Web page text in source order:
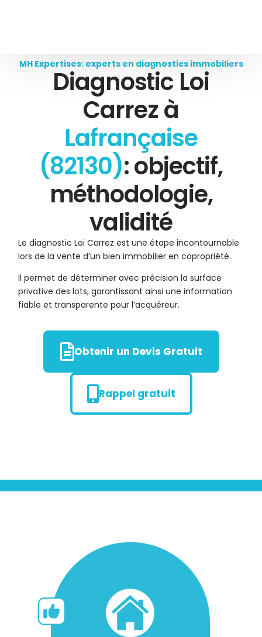
MH Expertises: experts en diagnostics immobiliers
Diagnostic Loi
Carrez à
Lafrançaise
(82130): objectif,
méthodologie,
validité
Le diagnostic Loi Carrez est une étape incontournable
lors de la vente d’un bien immobilier en copropriété.
Il permet de déterminer avec précision la surface
privative des lots, garantissant ainsi une information
fiable et transparente pour l’acquéreur.
Obtenir un Devis Gratuit
Rappel gratuit